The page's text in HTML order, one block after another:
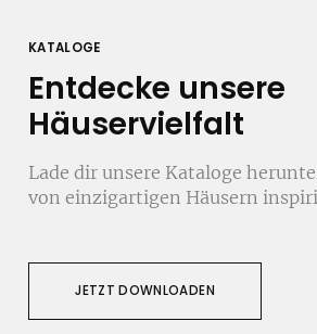
KATALOGE
Entdecke unsere
Häuservielfalt
Lade dir unsere Kataloge
von einzigartigen Häusern
JETZT DOWNLOADEN